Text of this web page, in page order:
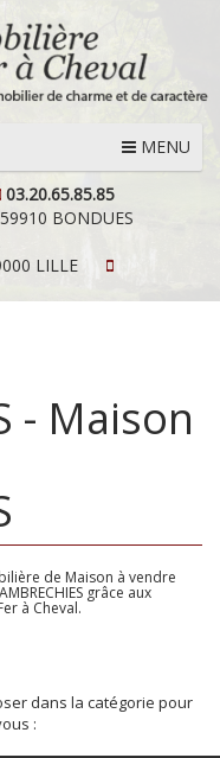
MENU
03.20.65.85.85
59910 BONDUES
LILLE
- Maison
de Maison à vendre
grâce aux
à Cheval.
dans la catégorie pour
: